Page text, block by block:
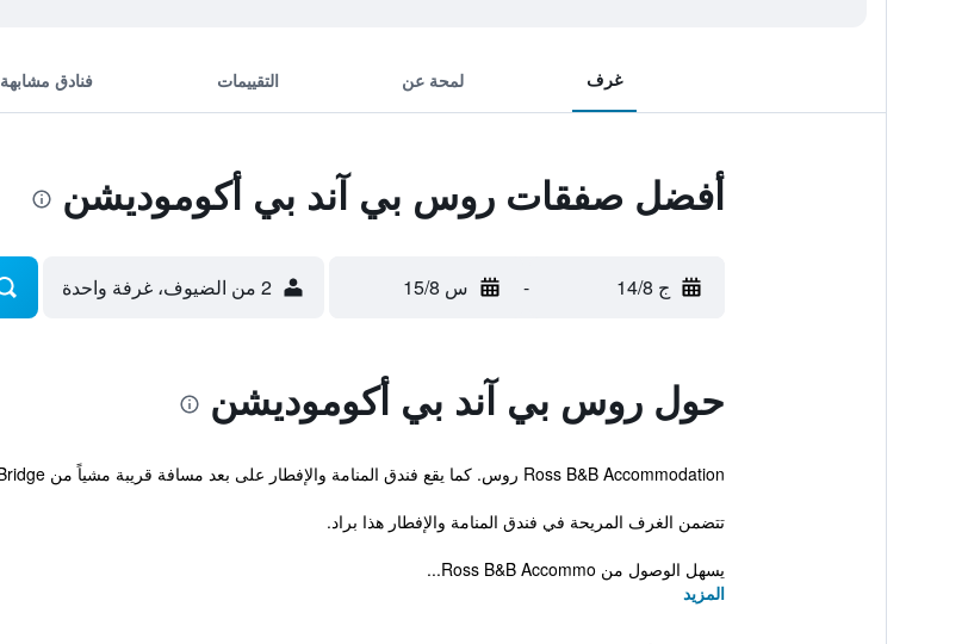
غرف لمحة عن التقييمات فنادق مشابهة
أفضل صفقات روس بي آند بي أكوموديشن
ج 14/8 - س 15/8 2 من الضيوف، غرفة واحدة
حول روس بي آند بي أكوموديشن
Ross B&B Accommodation روس. كما يقع فندق المنامة والإفطار على بعد مسافة قريبة مشياً من Ross Bridge.
تتضمن الغرف المريحة في فندق المنامة والإفطار هذا براد.
يسهل الوصول من Ross B&B Accommo...
المزيد